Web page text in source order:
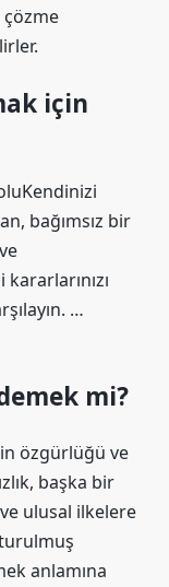
çözme
için
bağımsız bir
…
mi?
özgürlüğü ve
başka bir
ulusal ilkelere
anlamına